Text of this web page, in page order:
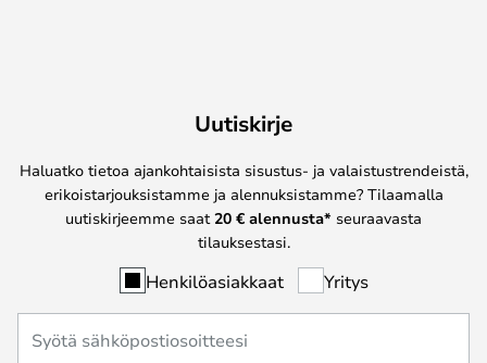
Uutiskirje
Haluatko tietoa ajankohtaisista sisustus- ja valaistustrendeistä,
erikoistarjouksistamme ja alennuksistamme? Tilaamalla
uutiskirjeemme saat 20 € alennusta* seuraavasta
tilauksestasi.
Henkilöasiakkaat Yritys